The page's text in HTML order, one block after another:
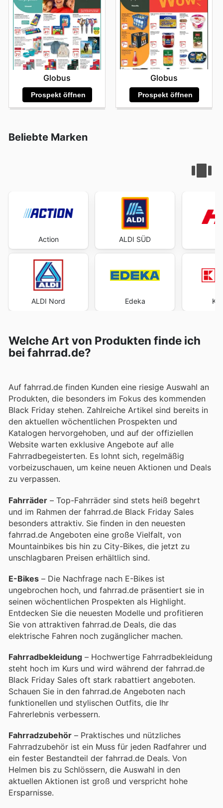
Globus
Prospekt öffnen
Globus
Prospekt öffnen
Beliebte Marken
Action
ALDI Nord
ALDI SÜD
Edeka
Welche Art von Produkten finde ich
bei fahrrad.de?
Auf fahrrad.de finden Kunden eine riesige Auswahl an
Produkten, die besonders im Fokus des kommenden
Black Friday stehen. Zahlreiche Artikel sind bereits in
den aktuellen wöchentlichen Prospekten und
Katalogen hervorgehoben, und auf der offiziellen
Website warten exklusive Angebote auf alle
Fahrradbegeisterten. Es lohnt sich, regelmäßig
vorbeizuschauen, um keine neuen Aktionen und Deals
zu verpassen.
Fahrräder – Top-Fahrräder sind stets heiß begehrt
und im Rahmen der fahrrad.de Black Friday Sales
besonders attraktiv. Sie finden in den neuesten
fahrrad.de Angeboten eine große Vielfalt, von
Mountainbikes bis hin zu City-Bikes, die jetzt zu
unschlagbaren Preisen erhältlich sind.
E-Bikes – Die Nachfrage nach E-Bikes ist
ungebrochen hoch, und fahrrad.de präsentiert sie in
seinen wöchentlichen Prospekten als Highlight.
Entdecken Sie die neuesten Modelle und profitieren
Sie von attraktiven fahrrad.de Deals, die das
elektrische Fahren noch zugänglicher machen.
Fahrradbekleidung – Hochwertige Fahrradbekleidung
steht hoch im Kurs und wird während der fahrrad.de
Black Friday Sales oft stark rabattiert angeboten.
Schauen Sie in den fahrrad.de Angeboten nach
funktionellen und stylischen Outfits, die Ihr
Fahrerlebnis verbessern.
Fahrradzubehör – Praktisches und nützliches
Fahrradzubehör ist ein Muss für jeden Radfahrer und
ein fester Bestandteil der fahrrad.de Deals. Von
Helmen bis zu Schlössern, die Auswahl in den
aktuellen Aktionen ist groß und verspricht hohe
Ersparnisse.